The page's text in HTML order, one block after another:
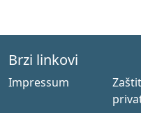
Brzi linkovi
Impressum